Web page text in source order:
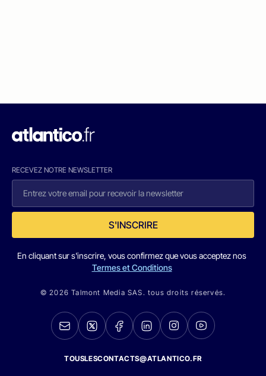
RECEVEZ NOTRE NEWSLETTER
S'INSCRIRE
En cliquant sur s'inscrire, vous confirmez que vous acceptez nos
Termes et Conditions
© 2026 Talmont Media SAS. tous droits réservés.
TOUSLESCONTACTS@ATLANTICO.FR